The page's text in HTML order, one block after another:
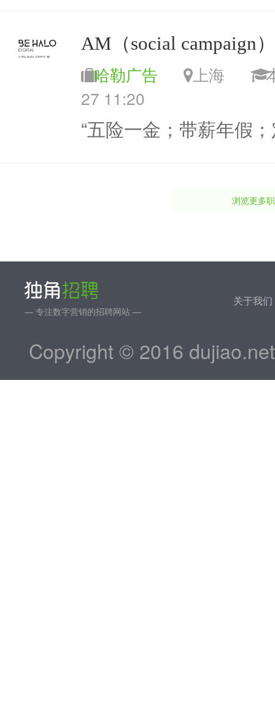
AM（social campaign）
哈勒广告 上海
27 11:20
“五险一金；带薪年假
浏览更多
— 专注数字营销的招聘网站 —
关于我们
Copyright © 2016